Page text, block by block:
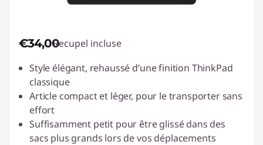
€34,00Recupel incluse
Style élégant, rehaussé d’une finition ThinkPad
classique
Article compact et léger, pour le transporter sans
effort
Suffisamment petit pour être glissé dans des
sacs plus grands lors de vos déplacements